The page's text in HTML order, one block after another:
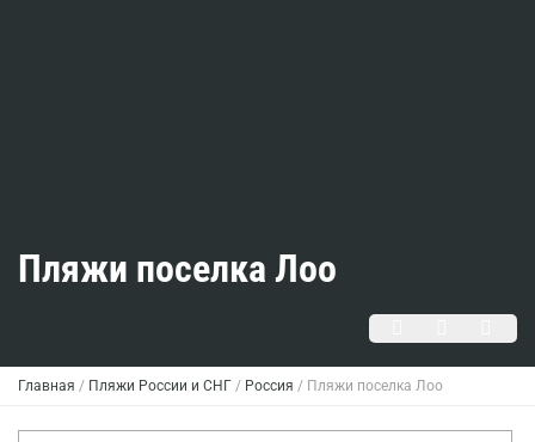
Пляжи поселка Лоо
Главная / Пляжи России и СНГ / Россия / Пляжи поселка Лоо